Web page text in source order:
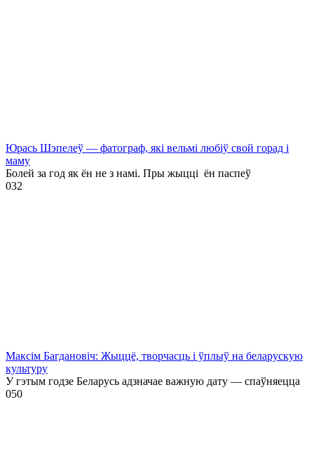
Юрась Шэпелеў — фатограф, які вельмі любіў свой горад і
маму
Болей за год як ён не з намі. Пры жыцці ён паспеў
032
Максім Багдановіч: Жыццё, творчасць і ўплыў на беларускую
культуру
У гэтым годзе Беларусь адзначае важную дату — спаўняецца
050